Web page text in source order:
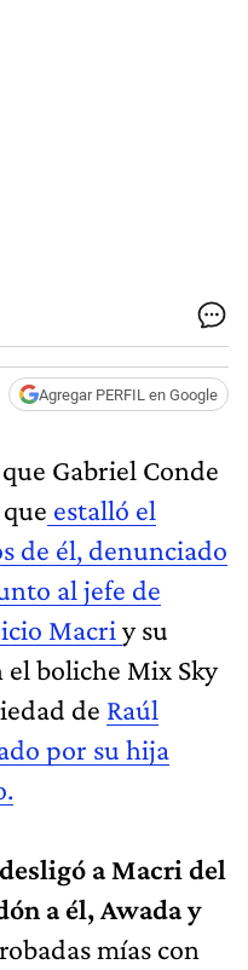
Agregar PERFIL en Google
Gabriel Conde
estalló el
de él, denunciado
al jefe de
Macri y su
boliche Mix Sky
de Raúl
por su hija
a Macri del
a él, Awada y
mías con